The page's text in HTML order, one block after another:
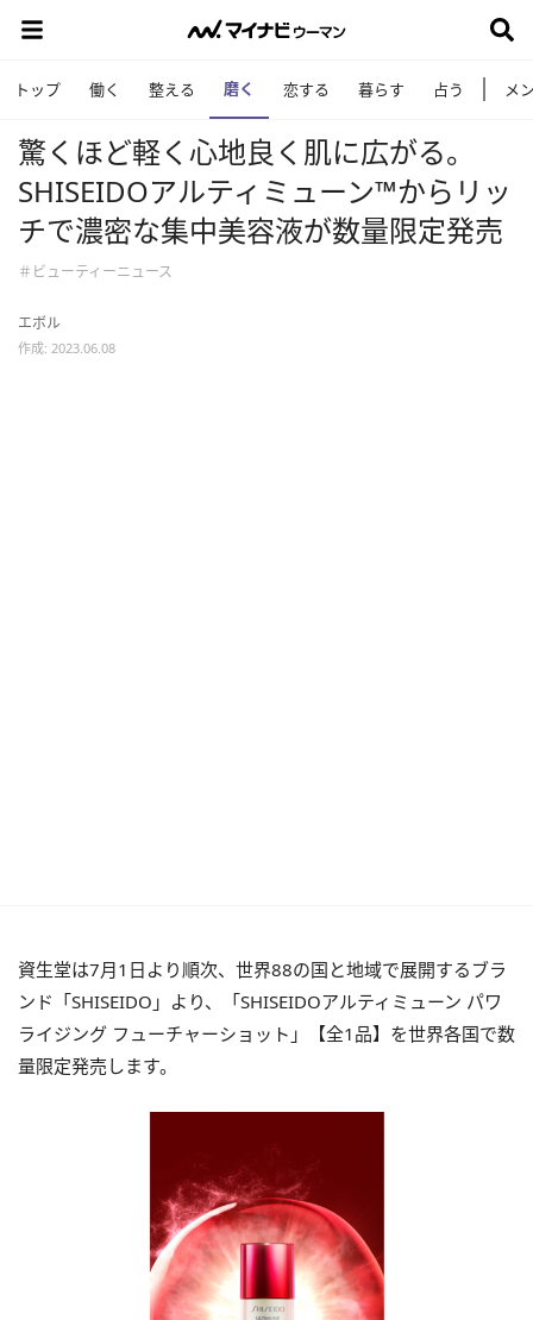
トップ 働く 整える 磨く 恋する 暮らす 占う メ
驚くほど軽く心地良く肌に広がる。
SHISEIDOアルティミューン™からリッ
チで濃密な集中美容液が数量限定発売
＃ビューティーニュース
エボル
作成: 2023.06.08
資生堂は7月1日より順次、世界88の国と地域で展開するブラ
ンド「SHISEIDO」より、「SHISEIDOアルティミューン パワ
ライジング フューチャーショット」【全1品】を世界各国で数
量限定発売します。